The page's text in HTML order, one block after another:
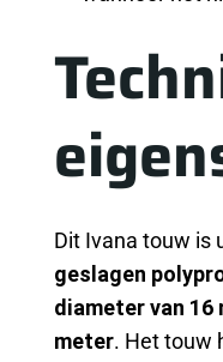
Dit Ivana touw is
geslagen
diameter van 16
meter. Het touw